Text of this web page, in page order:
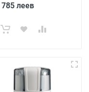
785 леев